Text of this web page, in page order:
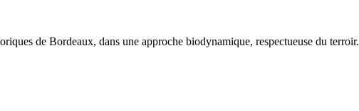
de Bordeaux, dans une approche biodynamique, respectueuse du terroir.